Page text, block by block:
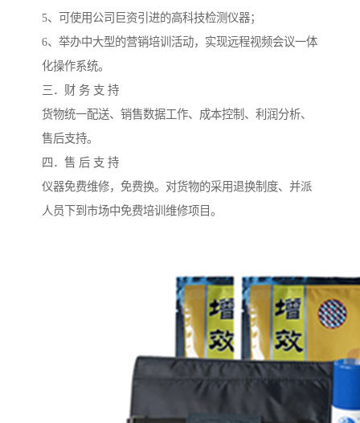
5、可使用公司巨资引进的高科技检测仪器；
6、举办中大型的营销培训活动，实现远程视频会议一体
化操作系统。
三．财 务 支 持
货物统一配送、销售数据工作、成本控制、利润分析、
售后支持。
四．售 后 支 持
仪器免费维修，免费换。对货物的采用退换制度、并派
人员下到市场中免费培训维修项目。